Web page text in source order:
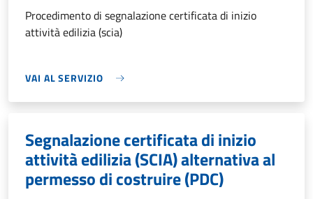
Procedimento di segnalazione certificata di inizio
attività edilizia (scia)
VAI AL SERVIZIO
Segnalazione certificata di inizio
attività edilizia (SCIA) alternativa al
permesso di costruire (PDC)